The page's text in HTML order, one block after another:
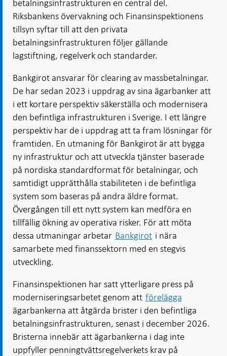
betalningsinfrastrukturen en central del.
Riksbankens övervakning och Finansinspektionens
tillsyn syftar till att den privata
betalningsinfrastrukturen följer gällande
lagstiftning, regelverk och standarder.
Bankgirot ansvarar för clearing av massbetalningar.
De har sedan 2023 i uppdrag av sina ägarbanker att
i ett kortare perspektiv säkerställa och modernisera
den befintliga infrastrukturen i Sverige. I ett längre
perspektiv har de i uppdrag att ta fram lösningar för
framtiden. En utmaning för Bankgirot är att bygga
ny infrastruktur och att utveckla tjänster baserade
på nordiska standardformat för betalningar, och
samtidigt upprätthålla stabiliteten i de befintliga
system som baseras på andra äldre format.
Övergången till ett nytt system kan medföra en
tillfällig ökning av operativa risker. För att möta
dessa utmaningar arbetar Bankgirot i nära
samarbete med finanssektorn med en stegvis
utveckling.
Finansinspektionen har satt ytterligare press på
moderniseringsarbetet genom att förelägga
ägarbankerna att åtgärda brister i den befintliga
betalningsinfrastrukturen, senast i december 2026.
Bristerna innebär att ägarbankerna i dag inte
uppfyller penningtvättsregelverkets krav på